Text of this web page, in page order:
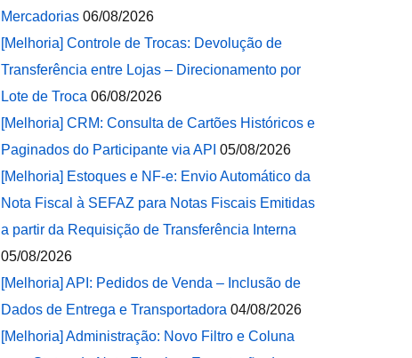
Mercadorias 06/08/2026
[Melhoria] Controle de Trocas: Devolução de
Transferência entre Lojas – Direcionamento por
Lote de Troca 06/08/2026
[Melhoria] CRM: Consulta de Cartões Históricos e
Paginados do Participante via API 05/08/2026
[Melhoria] Estoques e NF-e: Envio Automático da
Nota Fiscal à SEFAZ para Notas Fiscais Emitidas
a partir da Requisição de Transferência Interna
05/08/2026
[Melhoria] API: Pedidos de Venda – Inclusão de
Dados de Entrega e Transportadora 04/08/2026
[Melhoria] Administração: Novo Filtro e Coluna